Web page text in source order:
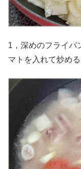
1，深めのフライパ
マトを入れて炒める